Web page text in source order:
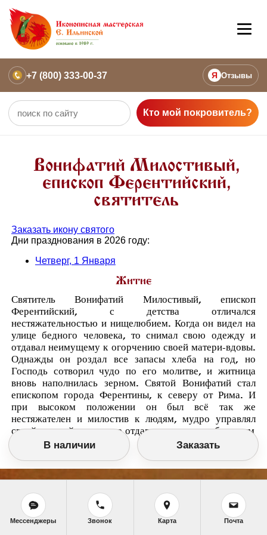
+7 (800) 333-00-37 Я Отзывы
Кто мой покровитель?
Вонифатий Милостивый,
епископ Ферентийский,
святитель
Заказать икону святого
Дни празднования в 2026 году:
Четверг, 1 Января
Житие
Святитель Вонифатий Милостивый, епископ
Ферентийский, с детства отличался
нестяжательностью и нищелюбием. Когда он видел на
улице бедного человека, то снимал свою одежду и
отдавал неимущему к огорчению своей матери-вдовы.
Однажды он роздал все запасы хлеба на год, но
Господь сотворил чудо по его молитве, и житница
вновь наполнилась зерном. Святой Вонифатий стал
епископом города Ферентины, к северу от Рима. И
при высоком положении он был всё так же
нестяжателен и милостив к людям, мудро управлял
своей паствой, научая ее отдавать последнее ближним
В наличии
Заказать
Мессенджеры Звонок Карта Почта